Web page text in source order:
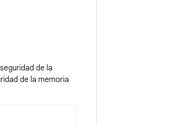
de la
de la memoria